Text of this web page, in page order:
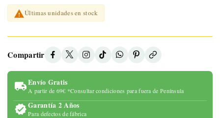
Últimas unidades en stock
Compartir
Envío Gratis
A partir de 69€ *Consultar condiciones para fuera de Península
Garantía 2 Años
Para defectos de fábrica